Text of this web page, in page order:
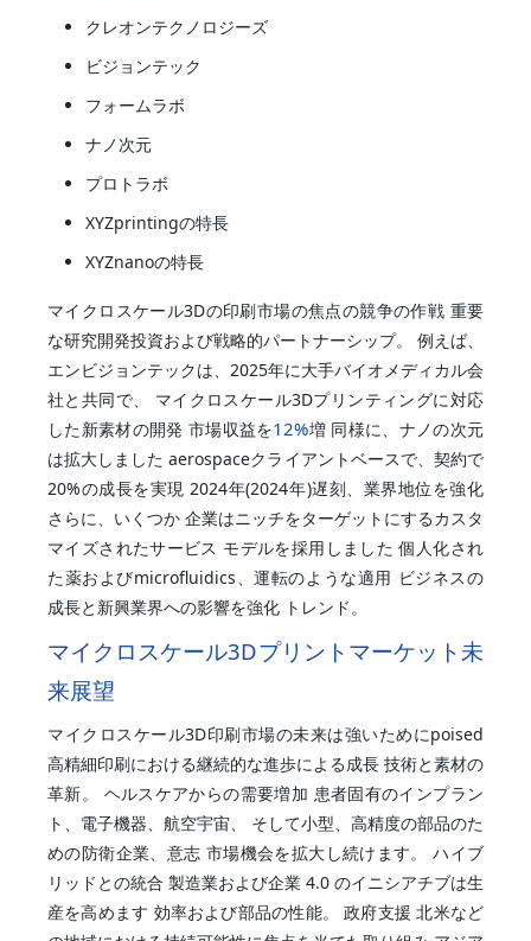
クレオンテクノロジーズ
ビジョンテック
フォームラボ
ナノ次元
プロトラボ
XYZprintingの特長
XYZnanoの特長
マイクロスケール3Dの印刷市場の焦点の競争の作戦 重要
な研究開発投資および戦略的パートナーシップ。 例えば、
エンビジョンテックは、2025年に大手バイオメディカル会
社と共同で、 マイクロスケール3Dプリンティングに対応
した新素材の開発 市場収益を12%増 同様に、ナノの次元
は拡大しました aerospaceクライアントベースで、契約で
20%の成長を実現 2024年(2024年)遅刻、業界地位を強化
さらに、いくつか 企業はニッチをターゲットにするカスタ
マイズされたサービス モデルを採用しました 個人化され
た薬およびmicrofluidics、運転のような適用 ビジネスの
成長と新興業界への影響を強化 トレンド。
マイクロスケール3Dプリントマーケット未
来展望
マイクロスケール3D印刷市場の未来は強いためにpoised
高精細印刷における継続的な進歩による成長 技術と素材の
革新。 ヘルスケアからの需要増加 患者固有のインプラン
ト、電子機器、航空宇宙、 そして小型、高精度の部品のた
めの防衛企業、意志 市場機会を拡大し続けます。 ハイブ
リッドとの統合 製造業および企業 4.0 のイニシアチブは生
産を高めます 効率および部品の性能。 政府支援 北米など